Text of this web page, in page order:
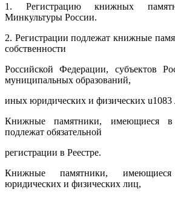
1. Регистрацию книжных
Минкультуры России.
2. Регистрации подлежат книжные
собственности
Российской Федерации, субъектов
муниципальных образований,
иных юридических и физических u1083
Книжные памятники, имеющиеся в
подлежат обязательной
регистрации в Реестре.
Книжные памятники,
юридических и физических лиц,